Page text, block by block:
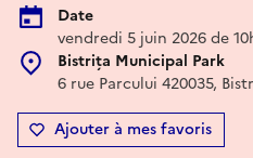
Date
vendredi 5 juin 2026 de
Bistrița Municipal Park
6 rue Parcului 420035,
Ajouter à mes favoris